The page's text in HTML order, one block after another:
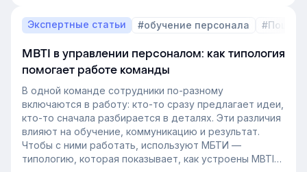
вручную — трудоёмкая задача. Однако с приходом
автоматизации формирование кадрового запаса
перестало требовать большого ресурса. Теперь это
важный инструмент для любой компании, которая не
хочет зависеть от капризов рынка труда. В статье
разберёмся, как выстроить процесс формирование
кадрового резерва с помощью современных
инструментов.
Экспертные статьи #обучение персонала
MBTI в управлении персоналом: как типология
помогает работе команды
В одной команде сотрудники по-разному
включаются в работу: кто-то сразу предлагает идеи,
кто-то сначала разбирается в деталях. Эти различия
влияют на обучение, коммуникацию и результат.
Чтобы с ними работать, используют МБТИ —
типологию, которая показывает, как устроены MBTI